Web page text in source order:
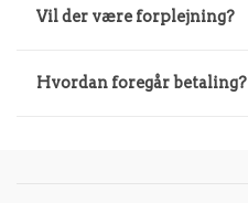
Vil der være forplejning?
Hvordan foregår betaling?